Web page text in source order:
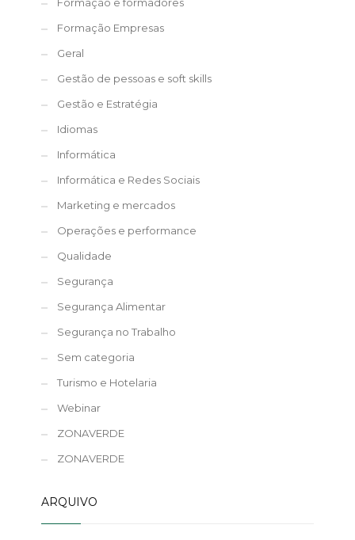
Formação e formadores
Formação Empresas
Geral
Gestão de pessoas e soft skills
Gestão e Estratégia
Idiomas
Informática
Informática e Redes Sociais
Marketing e mercados
Operações e performance
Qualidade
Segurança
Segurança Alimentar
Segurança no Trabalho
Sem categoria
Turismo e Hotelaria
Webinar
ZONAVERDE
ZONAVERDE
ARQUIVO